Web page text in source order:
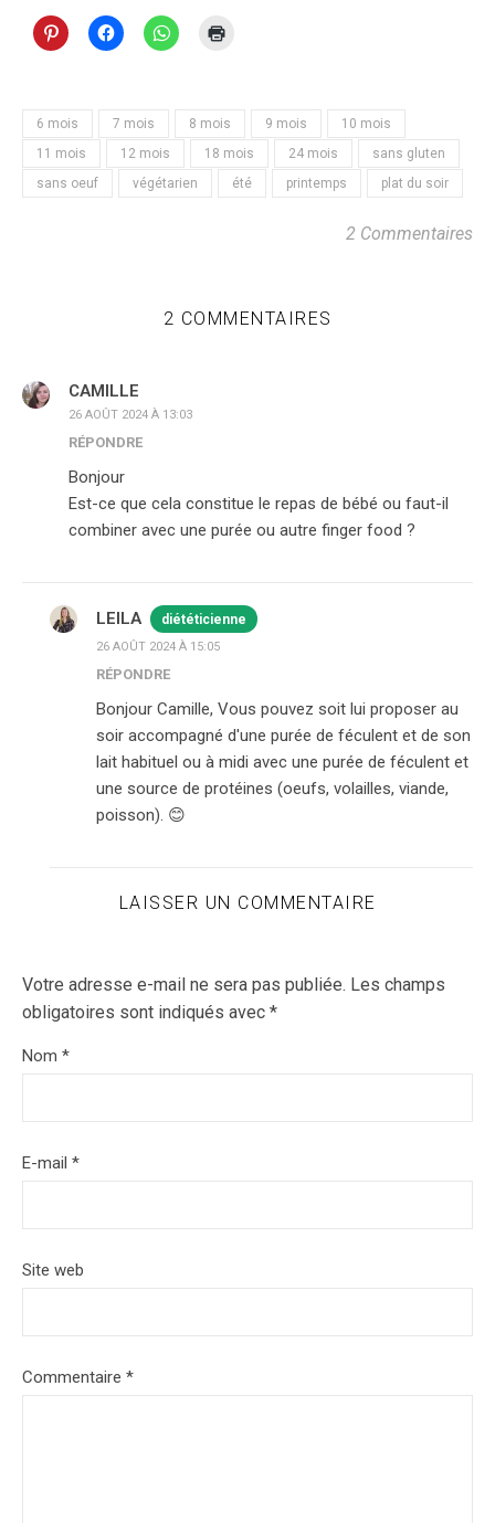
6 mois 7 mois 8 mois 9 mois
10 mois
11 mois
12 mois 18 mois 24 mois
sans gluten
sans oeuf
végétarien été printemps plat du soir
2 Commentaires
2 COMMENTAIRES
CAMILLE
26 AOÛT 2024 À 13:03
RÉPONDRE
Bonjour
Est-ce que cela constitue le repas de bébé ou faut-il
combiner avec une purée ou autre finger food ?
LEILA diététicienne
26 AOÛT 2024 À 15:05
RÉPONDRE
Bonjour Camille, Vous pouvez soit lui proposer au
soir accompagné d'une purée de féculent et de son
lait habituel ou à midi avec une purée de féculent et
une source de protéines (oeufs, volailles, viande,
poisson). 😊
LAISSER UN COMMENTAIRE
Votre adresse e-mail ne sera pas publiée. Les champs
obligatoires sont indiqués avec *
Nom *
E-mail *
Site web
Commentaire *